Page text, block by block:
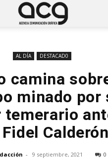
AL DÍA DESTACAD0
camina
minado por
temerario
- 9 septiembre, 2021 0